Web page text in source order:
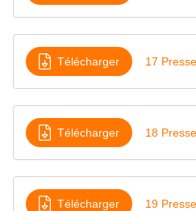
Télécharger
Télécharger
Télécharger